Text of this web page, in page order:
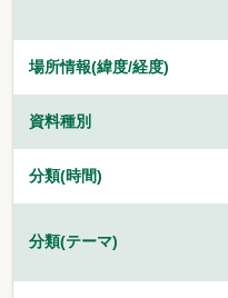
場所情報(緯度/経度)
資料種別
分類(時間)
分類(テーマ)